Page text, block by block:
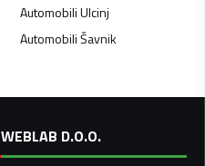
AutomobiliUlcinj
AutomobiliŠavnik
WEBLAB D.O.O.